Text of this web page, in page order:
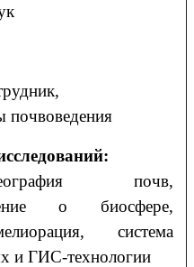
почвоведения
почв,
о биосфере,
система
и ГИС-технологии